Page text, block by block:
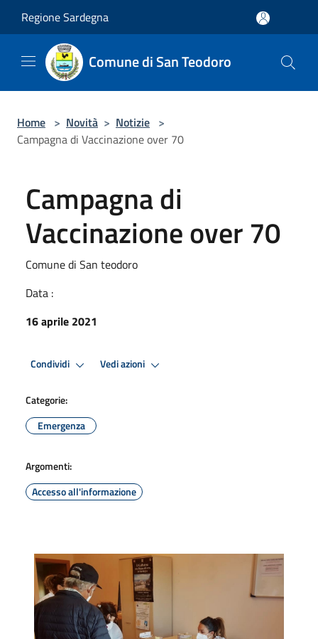
Regione Sardegna
Comune di San Teodoro
Home > Novità > Notizie >
Campagna di Vaccinazione over 70
Campagna di
Vaccinazione over 70
Comune di San teodoro
Data :
16 aprile 2021
Condividi Vedi azioni
Categorie:
Emergenza
Argomenti:
Accesso all'informazione